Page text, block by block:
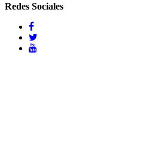
Redes Sociales